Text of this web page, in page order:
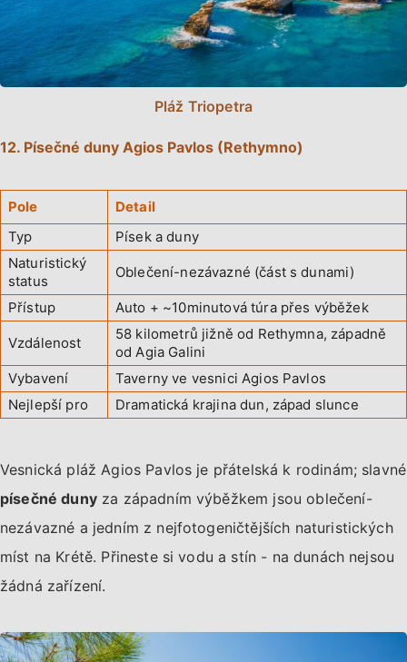
Pláž Triopetra
12. Písečné duny Agios Pavlos (Rethymno)
Pole
Detail
Typ
Písek a duny
Naturistický
status
Oblečení-nezávazné (část s dunami)
Přístup Auto + ~10minutová túra přes výběžek
Vzdálenost
58 kilometrů jižně od Rethymna, západně
od Agia Galini
Vybavení
Taverny ve vesnici Agios Pavlos
Nejlepší pro
Dramatická krajina dun, západ slunce
Vesnická pláž Agios Pavlos je přátelská k rodinám; slavné
písečné dunyza západním výběžkem jsou oblečení-
nezávazné a jedním z nejfotogeničtějších naturistických
míst na Krétě. Přineste si vodu a stín - na dunách nejsou
žádná zařízení.